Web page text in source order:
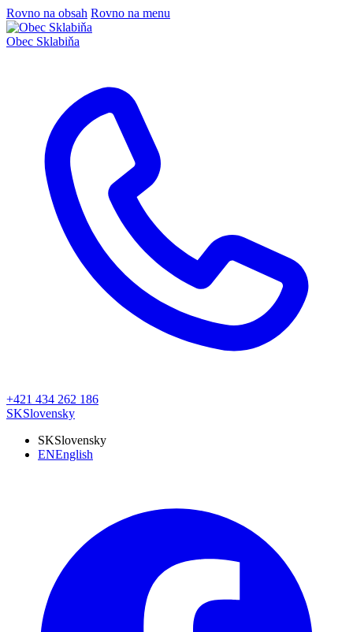
Rovno na obsah Rovno na menu
Obec Sklabiňa
+421 434 262 186
SKSlovensky
SKSlovensky
ENEnglish